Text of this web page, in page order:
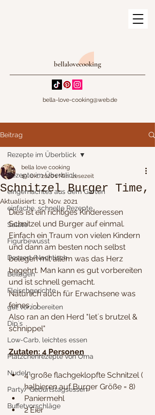
bellalovecooking
bella-love-cooking@web.de
Beitrag
Rezepte im Überblick
eingemachtes aus dem Garten
einfache, schnelle Rezepte
Salate
Figurbewusst
Dessert/Nachtisch
Beilagen
Fleischgerichte
gut vorzubereiten
Dip´s
Low-Carb, leichtes essen
Plätzchenrezepte von Oma
Nudeln
Party/ Geburtstagsessen
Buffetvorschläge
Rezepte im Überblick
Schnitzel Burger Time,
bella love cooking
19. Okt. 20201 Min. Lesezeit
Aktualisiert: 13. Nov. 2021
Dies ist ein richtiges Kinderessen
Schnitzel und Burger auf einmal.
Einfach ein Traum von vielen Kindern
und dann am besten noch selbst
belegen mit allem was das Herz
begehrt. Man kann es gut vorbereiten
und ist schnell gemacht.
Natürlich auch für Erwachsene was
feines ;-)
Also ran an den Herd "let´s brutzel &
schnippel"
Zutaten: 4 Personen
4 große flachgeklopfte Schnitzel (
halbieren auf Burger Größe = 8)
Paniermehl
2 Eier